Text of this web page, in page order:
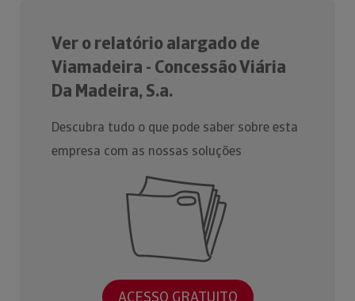
Ver o relatório alargado de
Viamadeira - Concessão Viária
Da Madeira, S.a.
Descubra tudo o que pode saber sobre esta
empresa com as nossas soluções
ACESSO GRATUITO